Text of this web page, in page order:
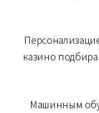
казино
Машинным